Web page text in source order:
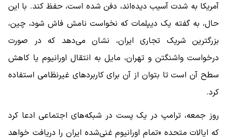
آمریکا به شدت آسیب دیده‌اند، دفن شده است، حفظ کند. با این
حال، به گفته یک دیپلمات که نخواست نامش فاش شود، چین،
بزرگترین شریک تجاری ایران، نشان می‌دهد که در صورت
درخواست واشنگتن و تهران، مایل به انتقال اورانیوم یا کاهش
سطح آن است تا بتوان از آن برای کاربردهای غیرنظامی استفاده
کرد.
روز جمعه، ترامپ در یک پست در شبکه‌های اجتماعی ادعا کرد
که ایالات متحده «تمام اورانیوم غنی‌شده ایران را دریافت خواهد